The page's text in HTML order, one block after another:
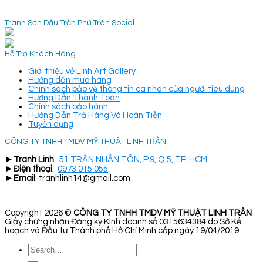
Tranh Sơn Dầu Trần Phú Trên Social
Hỗ Trợ Khách Hàng
Giới thiệu về Linh Art Gallery
Hướng dẫn mua hàng
Chính sách bảo vệ thông tin cá nhân của người tiêu dùng
Hướng Dẫn Thanh Toán
Chính sách bảo hành
Hướng Dẫn Trả Hàng Và Hoàn Tiền
Tuyển dụng
CÔNG TY TNHH TMDV MỸ THUẬT LINH TRẦN
► Tranh Linh: 51 TRẦN NHÂN TÔN, P.9, Q.5, TP. HCM
► Điện thoại: 0973 015 055
► Email : tranhlinh14@gmail.com
Copyright 2026 © CÔNG TY TNHH TMDV MỸ THUẬT LINH TRẦN
Giấy chứng nhận Đăng ký Kinh doanh số 0315634384 do Sở Kế
hoạch và Đầu tư Thành phố Hồ Chí Minh cấp ngày 19/04/2019
Search
for: